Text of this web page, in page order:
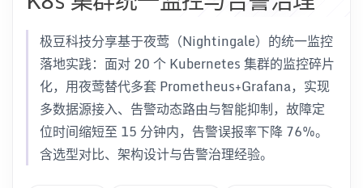
极豆科技分享基于夜莺（Nightingale）的统一监控
落地实践：面对 20 个 Kubernetes 集群的监控碎片
化，用夜莺替代多套 Prometheus+Grafana，实现
多数据源接入、告警动态路由与智能抑制，故障定
位时间缩短至 15 分钟内，告警误报率下降 76%。
含选型对比、架构设计与告警治理经验。